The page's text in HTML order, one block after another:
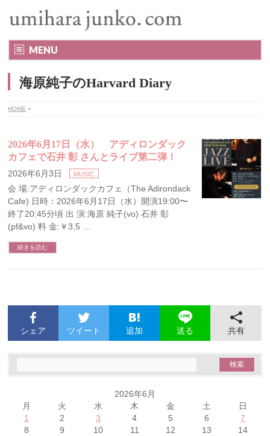
MENU
海原純子のHarvard Diary
HOME »
2026年6月17日（水） アディロンダック
カフェで石井 彰 さんとライブ第二弾！
2026年6月3日 MUSIC
会 場:アディロンダックカフェ（The Adirondack
Cafe) 日時：2026年6月17日（水）開演19:00〜
終了20:45分頃 出 演:海原 純子(vo) 石井 彰
(pf&vo) 料 金:￥3,5 …
続きを読む
シェア ツイート 追加 送る 共有
2026年6月
月
火 水 木 金 土 日
1 2 3 4 5 6
7
8
9 10 11 12 13
14